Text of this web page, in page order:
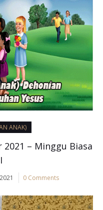
ANAK)
2021 – Minggu Biasa
0 Comments